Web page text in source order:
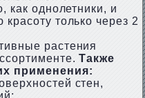
как однолетники, и
только через 2
растения
Также
применения:
стен,